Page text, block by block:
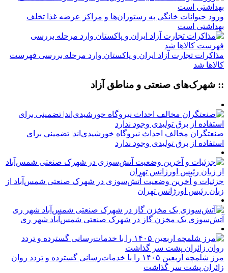
ورود حیوانات خانگی به رستوران‌ها و مراکز عرضه غذا تخلف
بهداشتی است
مذاکرات تجارت آزاد ایران و پاکستان وارد مرحله بررسی فهرست
کالاها شد
:: شهرک‌های صنعتی و مناطق آزاد
صنعتگران مخالف احداث نیروگاه خورشیدی‌اند| تضمینی برای
استفاده از برق تولیدی وجود ندارد
جزئیات و آخرین وضعیت آتش‌سوزی در شهرک صنعتی شمس‌آباد از
زبان رئیس اورژانس تهران
آتش‌سوزی یک مخزن گاز در شهرک صنعتی شمس‌آباد شهر ری
مرز شلمچه اربعین ۱۴۰۵ را با خدمات‌رسانی گسترده و تردد روان
زائران پشت سر گذاشت